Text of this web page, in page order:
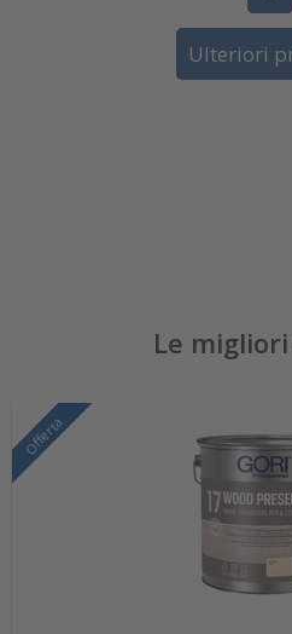
Ulteriori
Le
Offerta